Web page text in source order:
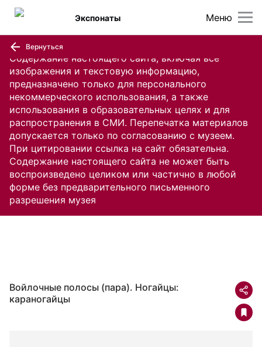
Содержание настоящего сайта, включая все
изображения и текстовую информацию,
предназначено только для персонального
некоммерческого использования, а также
использования в образовательных целях и для
распространения в СМИ. Перепечатка материалов
допускается только по согласованию с музеем.
При цитировании ссылка на сайт обязательна.
Содержание настоящего сайта не может быть
воспроизведено целиком или частично в любой
форме без предварительного письменного
разрешения музея
Меню
Экспонаты
Вернуться
Войлочные полосы (пара). Ногайцы:
караногайцы